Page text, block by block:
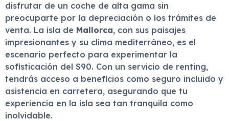
disfrutar de un coche de alta gama sin
preocuparte por la depreciación o los trámites de
venta. La isla de Mallorca, con sus paisajes
impresionantes y su clima mediterráneo, es el
escenario perfecto para experimentar la
sofisticación del S90. Con un servicio de renting,
tendrás acceso a beneficios como seguro incluido y
asistencia en carretera, asegurando que tu
experiencia en la isla sea tan tranquila como
inolvidable.